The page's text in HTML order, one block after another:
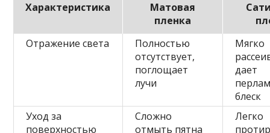
Характеристика
Матовая
пленка
Отражение света
Полностью
отсутствует,
поглощает
лучи
Мягко
дает
блеск
Уход за
поверхностью
Сложно
отмыть пятна
Легко